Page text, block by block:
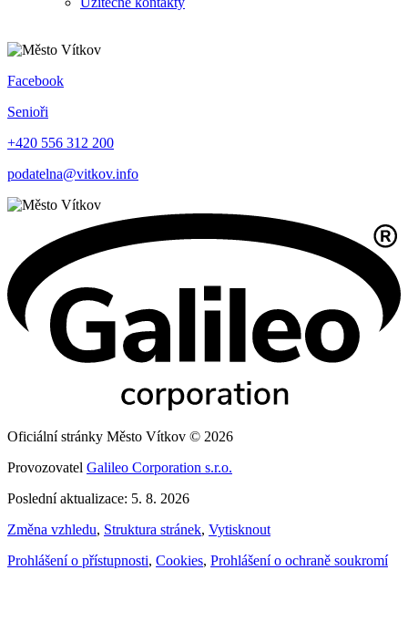
Facebook
Senioři
+420 556 312 200
podatelna@vitkov.info
Oficiální stránky Město Vítkov © 2026
Provozovatel Galileo Corporation s.r.o.
Poslední aktualizace: 5. 8. 2026
Změna vzhledu, Struktura stránek, Vytisknout
Prohlášení o přístupnosti, Cookies, Prohlášení o ochraně soukromí